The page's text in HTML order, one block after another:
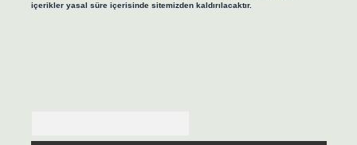
içerikler yasal süre içerisinde sitemizden kaldırılacaktır.